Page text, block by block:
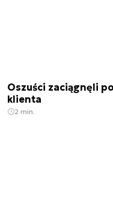
Oszuści zaciągnęli
klienta
2 min.